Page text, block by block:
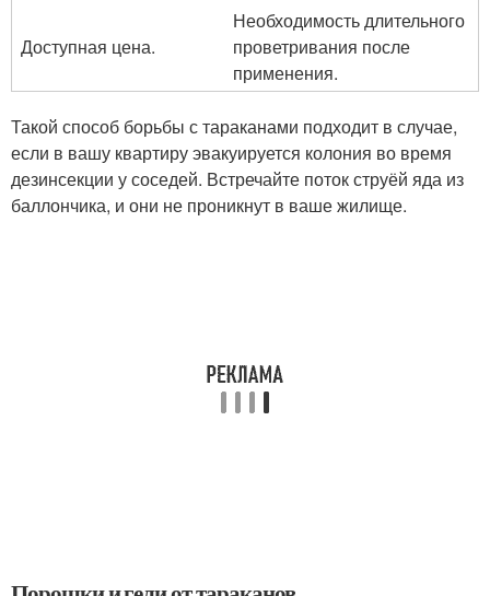
Доступная цена.
Необходимость длительного
проветривания после
применения.
Такой способ борьбы с тараканами подходит в случае,
если в вашу квартиру эвакуируется колония во время
дезинсекции у соседей. Встречайте поток струёй яда из
баллончика, и они не проникнут в ваше жилище.